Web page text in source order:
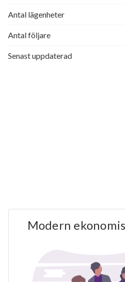
Antal lägenheter
Antal följare
Senast uppdaterad
Modern